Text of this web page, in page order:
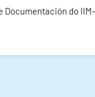
Documentación do